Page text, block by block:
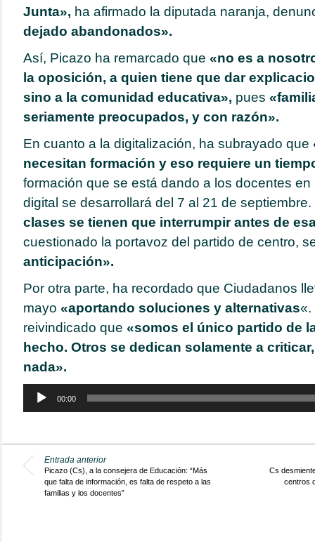
Junta», ha afirmado la diputada naranja,
dejado abandonados».
Así, Picazo ha remarcado que «no es a
la oposición, a quien tiene que dar
sino a la comunidad educativa», pues
seriamente preocupados, y con razón».
En cuanto a la digitalización, ha subrayado que
necesitan formación y eso requiere un
formación que se está dando a los docentes
digital se desarrollará del 7 al 21 de septiembre.
clases se tienen que interrumpir antes de
cuestionado la portavoz del partido de centro,
anticipación».
Por otra parte, ha recordado que Ciudadanos
mayo «aportando soluciones y alternativas«.
reivindicado que «somos el único partido de
hecho. Otros se dedican solamente a
nada».
Reproductor
audio
00:00
Entrada anterior
Picazo (Cs), a la consejera de Educación: “Más
que falta de información, es falta de respeto a las
familias y los docentes”
Cs
centros